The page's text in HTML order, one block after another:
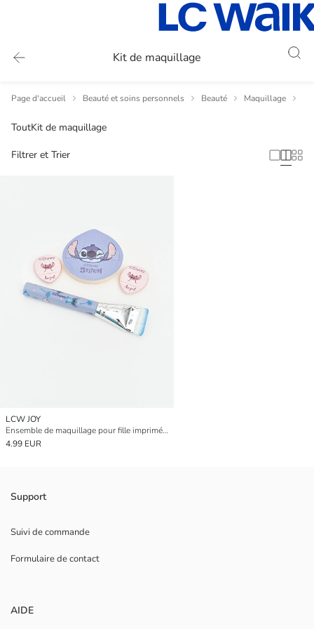
Kit de maquillage
Page d'accueil Beauté et soins personnels Beauté Maquillage
ToutKit de maquillage
Filtrer et Trier
LCW JOY
Ensemble de maquillage pour fille imprimé Stitch
4.99 EUR
Support
Suivi de commande
Formulaire de contact
AIDE